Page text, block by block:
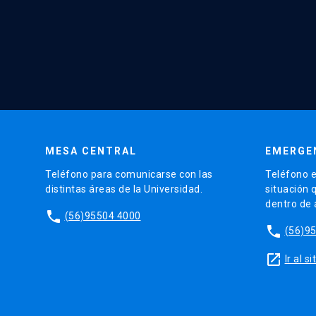
MESA CENTRAL
Teléfono para comunicarse con las
distintas áreas de la Universidad.
phone (56)95504 4000
Teléfono
situación
dentro de
phone
launch Ir al